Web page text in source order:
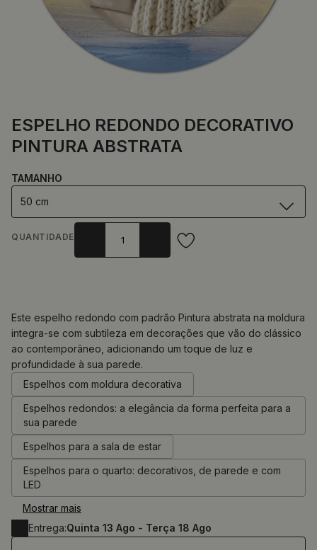
ESPELHO REDONDO DECORATIVO
PINTURA ABSTRATA
TAMANHO
50 cm
QUANTIDADE
0.00€
Este espelho redondo com padrão Pintura abstrata na moldura
integra-se com subtileza em decorações que vão do clássico
ao contemporâneo, adicionando um toque de luz e
profundidade à sua parede.
Espelhos com moldura decorativa
Espelhos redondos: a elegância da forma perfeita para a
sua parede
Espelhos para a sala de estar
Espelhos para o quarto: decorativos, de parede e com
LED
Mostrar mais
Entrega:Quinta 13 Ago - Terça 18 Ago